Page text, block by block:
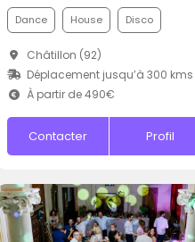
Dance House Disco
Châtillon (92)
Déplacement jusqu’à 300 kms
À partir de 490€
Contacter Profil